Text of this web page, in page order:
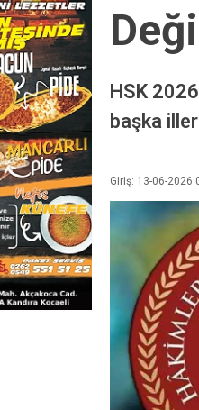
HSK
başka
Giriş: 13-06-2026